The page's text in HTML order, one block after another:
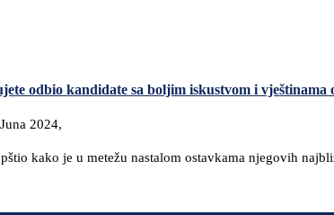
odbio kandidate sa boljim iskustvom i vještinama
2024,
kako je u metežu nastalom ostavkama njegovih